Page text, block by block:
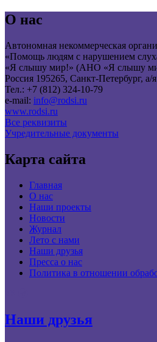
О нас
Автономная некоммерческая
«Помощь людям с нарушением
«Я слышу мир!» (АНО «Я слышу
Россия 195265, Санкт-Петербург, а/
Тел.: +7 (812) 324-10-79
e-mail: info@rodsi.ru
www.rodsi.ru
Все реквизиты
Учредительные документы
Карта сайта
Главная
О нас
Наши проекты
Новости
Журнал
Лето с нами
Наши друзья
Пресса о нас
Политика в отношении
Наши друзья